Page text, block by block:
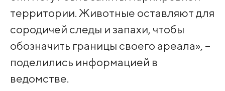
территории. Животные оставляют для
сородичей следы и запахи, чтобы
обозначить границы своего ареала», –
поделились информацией в
ведомстве.